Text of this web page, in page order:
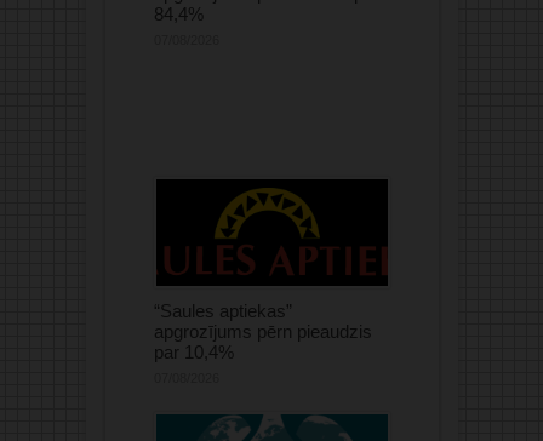
84,4%
“Saules aptiekas”
apgrozījums pērn pieaudzis
par 10,4%